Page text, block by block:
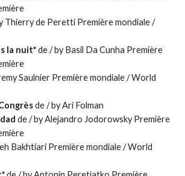
Thierry de Peretti Première mondiale /
la nuit*de / by Basil Da Cunha Première
Saulnier Première mondiale / World
de / by Ari Folman
de / by Alejandro Jodorowsky Première
Bakhtiari Première mondiale / World